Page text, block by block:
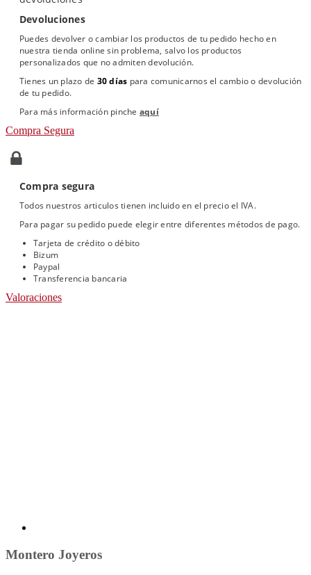
Devoluciones
Puedes devolver o cambiar los productos de tu pedido hecho en
nuestra tienda online sin problema, salvo los productos
personalizados que no admiten devolución.
Tienes un plazo de 30 días para comunicarnos el cambio o devolución
de tu pedido.
Para más información pinche aquí
Compra Segura
Compra segura
Todos nuestros articulos tienen incluido en el precio el IVA.
Para pagar su pedido puede elegir entre diferentes métodos de pago.
Tarjeta de crédito o débito
Bizum
Paypal
Transferencia bancaria
Valoraciones
Montero Joyeros